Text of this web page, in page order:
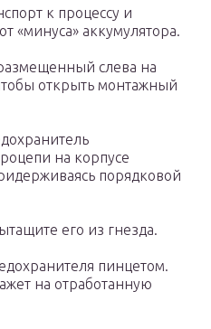
к процессу и
«минуса» аккумулятора.
слева на
открыть монтажный
на корпусе
порядковой
его из гнезда.
пинцетом.
на отработанную